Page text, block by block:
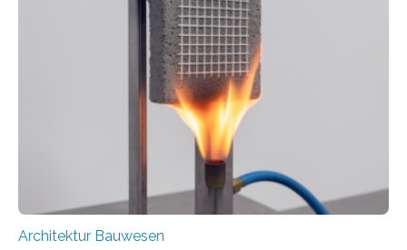
Architektur Bauwesen